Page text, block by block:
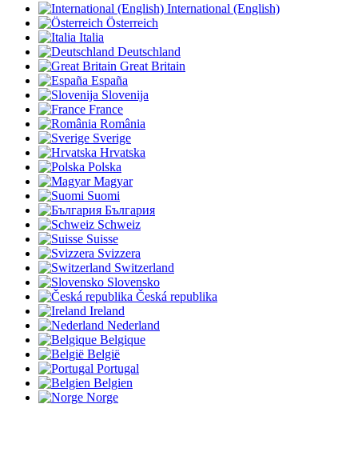
International (English)
Österreich
Italia
Deutschland
Great Britain
España
Slovenija
France
România
Sverige
Hrvatska
Polska
Magyar
Suomi
България
Schweiz
Suisse
Svizzera
Switzerland
Slovensko
Česká republika
Ireland
Nederland
Belgique
België
Portugal
Belgien
Norge